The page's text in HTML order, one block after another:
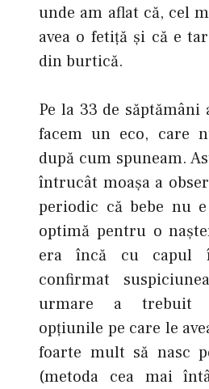
unde am aflat că, cel
avea o fetiţă şi că e
din burtică.
Pe la 33 de
facem un eco, care
după cum spuneam.
întrucât moașa a
periodic că bebe nu
optimă pentru o
era încă cu capul
confirmat
urmare a trebuit
opțiunile pe care le
foarte mult să nasc
(metoda cea mai